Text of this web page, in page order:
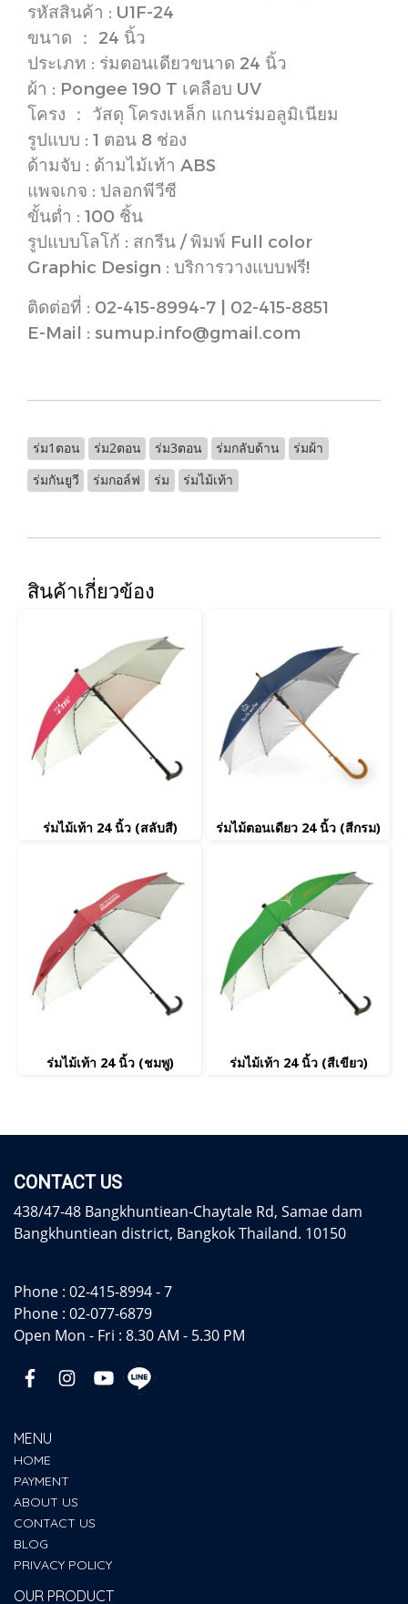
รหัสสินค้า : U1F-24
ขนาด ： 24 นิ้ว
ประเภท : ร่มตอนเดียวขนาด 24 นิ้ว
ผ้า : Pongee 190 T เคลือบ UV
โครง ： วัสดุ โครงเหล็ก แกนร่มอลูมิเนียม
รูปแบบ : 1 ตอน 8 ช่อง
ด้ามจับ : ด้ามไม้เท้า ABS
แพจเกจ : ปลอกพีวีซี
ขั้นต่ำ : 100 ชิ้น
รูปแบบโลโก้ : สกรีน / พิมพ์ Full color
Graphic Design : บริการวางแบบฟรี!
ติดต่อที่ : 02-415-8994-7 | 02-415-8851
E-Mail : sumup.info@gmail.com
ร่ม1ตอน ร่ม2ตอน ร่ม3ตอน ร่มกลับด้าน
ร่มผ้า
ร่มกันยูวี
ร่มกอล์ฟ ร่ม ร่มไม้เท้า
สินค้าเกี่ยวข้อง
ร่มไม้เท้า 24 นิ้ว (สลับสี) ร่มไม้ตอนเดียว 24 นิ้ว (สีกรม)
ร่มไม้เท้า 24 นิ้ว (ชมพู) ร่มไม้เท้า 24 นิ้ว (สีเขียว)
CONTACT US
438/47-48 Bangkhuntiean-Chaytale Rd, Samae dam
Bangkhuntiean district, Bangkok Thailand. 10150
Phone : 02-415-8994 - 7
Phone : 02-077-6879
Open Mon - Fri : 8.30 AM - 5.30 PM
MENU
HOME
PAYMENT
ABOUT US
CONTACT US
BLOG
PRIVACY POLICY
OUR PRODUCT